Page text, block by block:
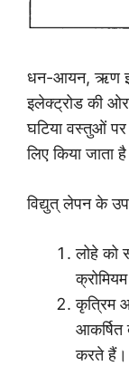
धन-आयन, ऋण
इलेक्ट्रोड की ओर
घटिया वस्तुओं
लिए किया जाता
विद्युत् लेपन के
लोहे को
कृत्रिम
आकर्षित
करते हैं।